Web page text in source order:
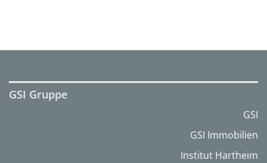
GSI Gruppe
GSI
GSI Immobilien
Institut Hartheim